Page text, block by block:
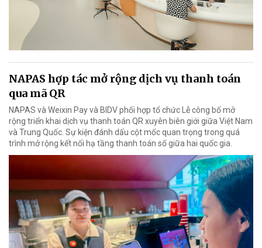
NAPAS hợp tác mở rộng dịch vụ thanh toán
qua mã QR
NAPAS và Weixin Pay và BIDV phối hợp tổ chức Lễ công bố mở
rộng triển khai dịch vụ thanh toán QR xuyên biên giới giữa Việt Nam
và Trung Quốc. Sự kiện đánh dấu cột mốc quan trọng trong quá
trình mở rộng kết nối hạ tầng thanh toán số giữa hai quốc gia.